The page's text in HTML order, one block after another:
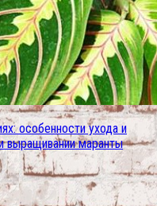
особенности ухода и
выращивании маранты